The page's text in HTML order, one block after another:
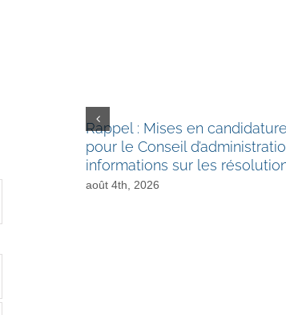
Rappel : Mises en candidature
pour le Conseil
informations sur les
août 4th, 2026